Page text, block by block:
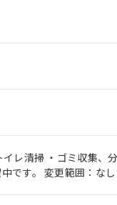
レ清掃 ・ゴミ収集、
です。 変更範囲：なし